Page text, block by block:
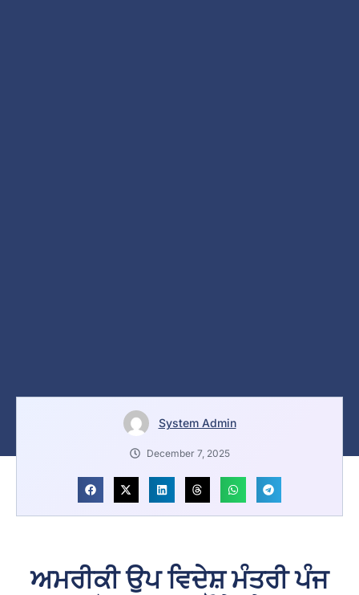
System Admin
December 7, 2025
ਅਮਰੀਕੀ ਉਪ ਵਿਦੇਸ਼ ਮੰਤਰੀ ਪੰਜ